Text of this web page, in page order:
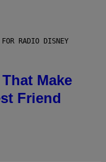
RADIO DISNEY
Make
Friend